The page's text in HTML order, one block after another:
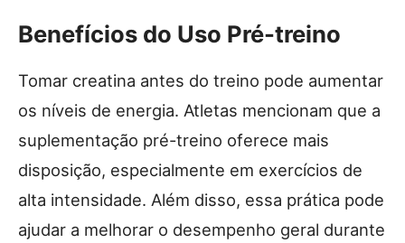
Benefícios do Uso Pré-treino
Tomar creatina antes do treino pode aumentar
os níveis de energia. Atletas mencionam que a
suplementação pré-treino oferece mais
disposição, especialmente em exercícios de
alta intensidade. Além disso, essa prática pode
ajudar a melhorar o desempenho geral durante